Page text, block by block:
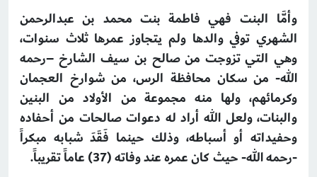
وأمَّا البنت فهي فاطمة بنت محمد بن عبدالرحمن
الشهري توفي والدها ولم يتجاوز عمرها ثلاث سنوات،
وهي التي تزوجت من صالح بن سيف الشارخ –رحمه
الله- من سكان محافظة الرس، من شوارخ العجمان
وكرمائهم، ولها منه مجموعة من الأولاد من البنين
والبنات، ولعل الله أراد له دعوات صالحات من أحفاده
وحفيداته أو أسباطه، وذلك حينما فَقَدَ شبابه مبكراً
-رحمه الله- حيث كان عمره عند وفاته (37) عاماً تقريباً.